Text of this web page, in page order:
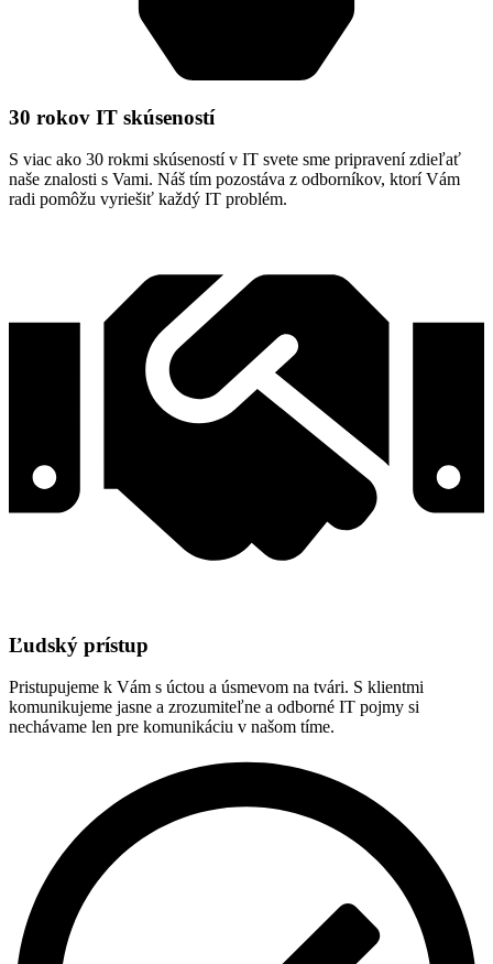
30 rokov IT skúseností
S viac ako 30 rokmi skúseností v IT svete sme pripravení zdieľať
naše znalosti s Vami. Náš tím pozostáva z odborníkov, ktorí Vám
radi pomôžu vyriešiť každý IT problém.
Ľudský prístup
Pristupujeme k Vám s úctou a úsmevom na tvári. S klientmi
komunikujeme jasne a zrozumiteľne a odborné IT pojmy si
nechávame len pre komunikáciu v našom tíme.